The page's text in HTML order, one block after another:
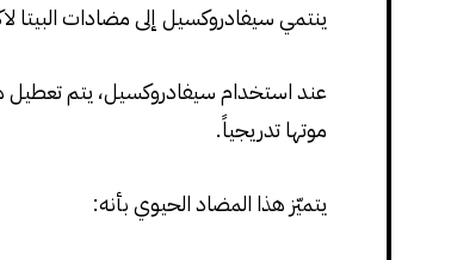
ينتمي سيفادروكسيل إلى مضادات البيتا
عند استخدام سيفادروكسيل، يتم تعطيل
موتها تدريجياً.
يتميّز هذا المضاد الحيوي بأنه: